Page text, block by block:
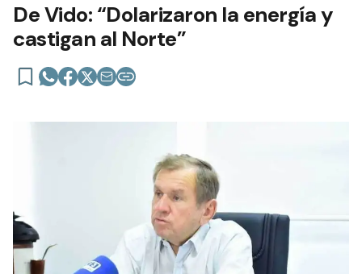
De Vido: “Dolarizaron la energía y
castigan al Norte”